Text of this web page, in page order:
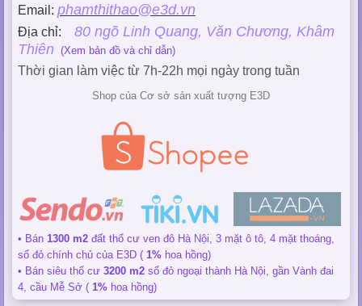
Email: phamthithao@e3d.vn
Địa chỉ: 80 ngõ Linh Quang, Văn Chương, Khâm
Thiên (Xem bản đồ và chỉ dẫn)
Thời gian làm việc từ 7h-22h mọi ngày trong tuần
Shop của Cơ sở sản xuất tượng E3D
• Bán 1300 m2 đất thổ cư ven đô Hà Nội, 3 mặt ô tô, 4 mặt thoáng,
sổ đỏ chính chủ của E3D ( 1% hoa hồng)
• Bán siêu thổ cư 3200 m2 sổ đỏ ngoại thành Hà Nội, gần Vành đai
4, cầu Mễ Sở ( 1% hoa hồng)